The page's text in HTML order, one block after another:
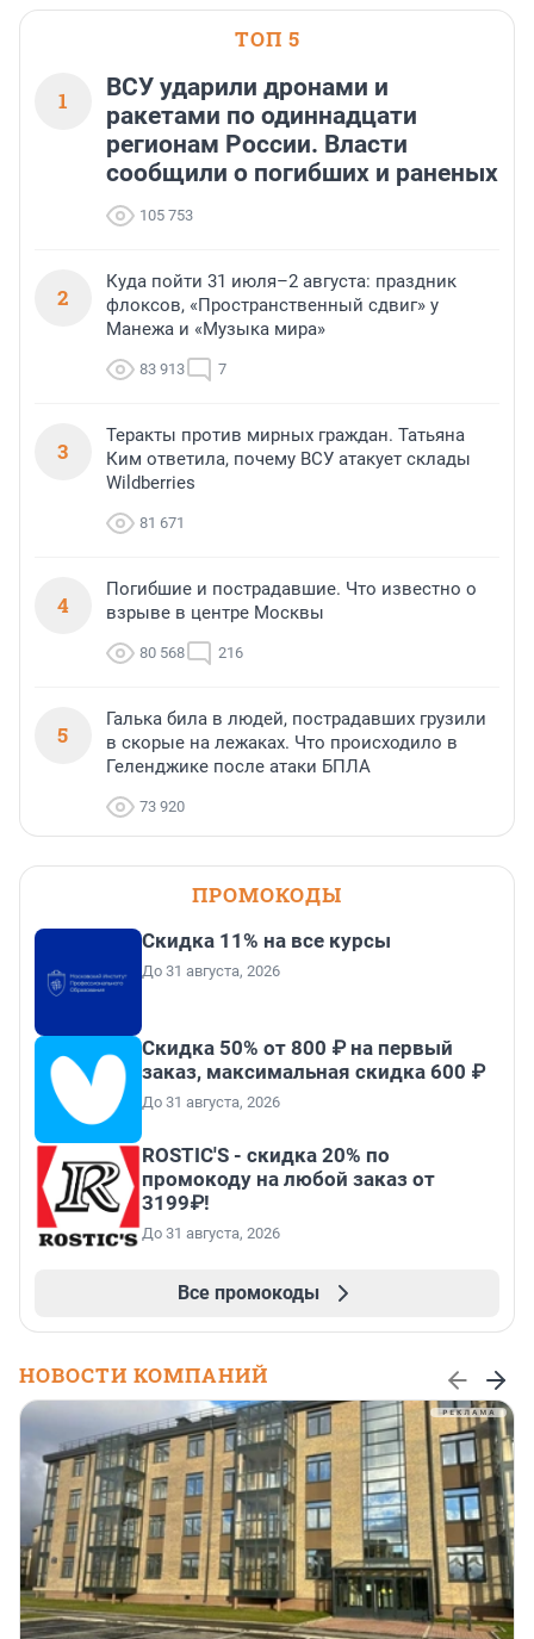
области».
ТОП 5
1
ВСУ ударили дронами и
ракетами по одиннадцати
регионам России. Власти
сообщили о погибших и раненых
105 753
2
Куда пойти 31 июля–2 августа: праздник
флоксов, «Пространственный сдвиг» у
Манежа и «Музыка мира»
83 913 7
3
Теракты против мирных граждан. Татьяна
Ким ответила, почему ВСУ атакует склады
Wildberries
81 671
4
Погибшие и пострадавшие. Что известно о
взрыве в центре Москвы
80 568 216
5
Галька била в людей, пострадавших грузили
в скорые на лежаках. Что происходило в
Геленджике после атаки БПЛА
73 920
ПРОМОКОДЫ
Скидка 11% на все курсы
До 31 августа, 2026
Скидка 50% от 800 ₽ на первый
заказ, максимальная скидка 600 ₽
До 31 августа, 2026
ROSTIC'S - скидка 20% по
промокоду на любой заказ от
3199₽!
До 31 августа, 2026
Все промокоды
НОВОСТИ КОМПАНИЙ